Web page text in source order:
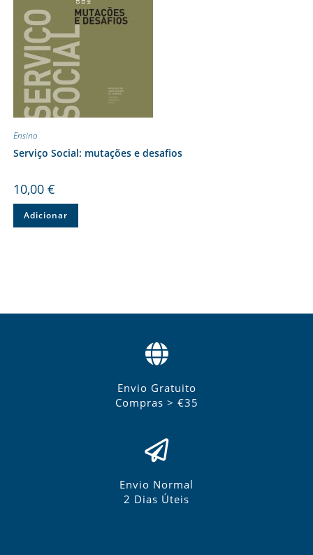
Ensino
Serviço Social: mutações e desafios
10,00 €
Adicionar
Envio Gratuito
Compras > €35
Envio Normal
2 Dias Úteis